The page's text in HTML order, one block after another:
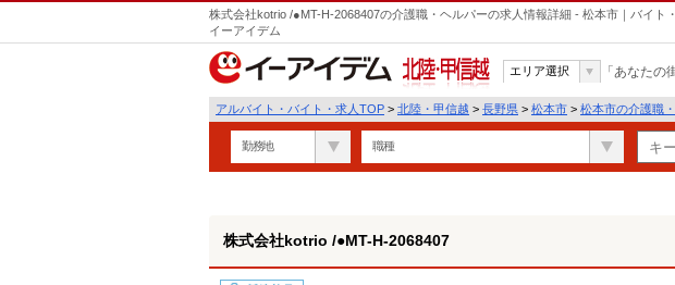
株式会社kotrio /●MT-H-2068407の介護職・ヘルパーの求人情報詳細 - 松本市｜バイト
イーアイデム
北陸・甲信越
エリア選択 「あなたの
アルバイト・バイト・求人TOP > 北陸・甲信越 > 長野県 > 松本市 > 松本市の介護職
勤務地 職種
株式会社kotrio /●MT-H-2068407